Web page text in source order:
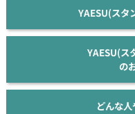
YAESU(スタ
YAESU(ス
の
どんな